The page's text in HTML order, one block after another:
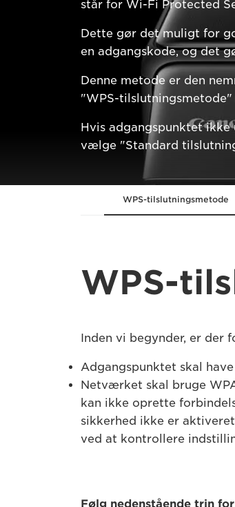
står for Wi-Fi Protected
Dette gør det muligt for
en adgangskode, og det
Denne metode er den
"WPS-
Hvis adgangspunktet
vælge "Standard
WPS-tilslutningsmetode
WPS-
Inden vi begynder, er der
Adgangspunktet skal
Netværket skal bruge
kan ikke oprette
sikkerhed ikke er
ved at kontrollere
Følg nedenstående trin